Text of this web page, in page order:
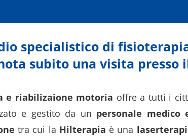
specialistico di
subito una visita presso
e riabilizaione motoria offre a tutti i
e gestito da un personale medico
tra cui la Hilterapia è una